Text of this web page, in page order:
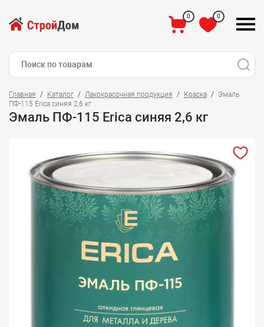
0 0
Главная Каталог Лакокрасочная продукция Краска
Эмаль
ПФ-115 Еriса синяя 2,6 кг
Эмаль ПФ-115 Еriса синяя 2,6 кг